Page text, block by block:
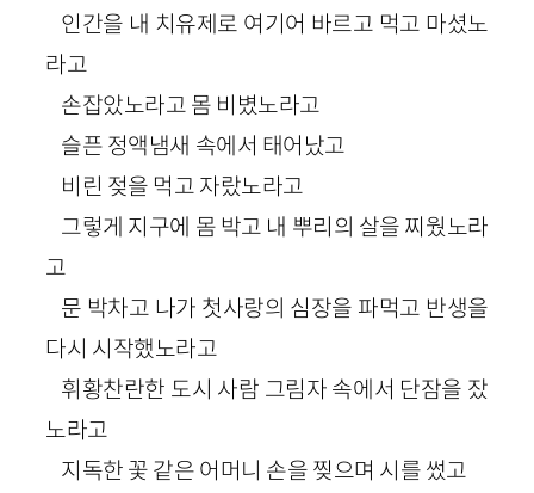
인간을 내 치유제로 여기어 바르고 먹고 마셨노
라고
손잡았노라고 몸 비볐노라고
슬픈 정액냄새 속에서 태어났고
비린 젖을 먹고 자랐노라고
그렇게 지구에 몸 박고 내 뿌리의 살을 찌웠노라
고
문 박차고 나가 첫사랑의 심장을 파먹고 반생을
다시 시작했노라고
휘황찬란한 도시 사람 그림자 속에서 단잠을 잤
노라고
지독한 꽃 같은 어머니 손을 찢으며 시를 썼고